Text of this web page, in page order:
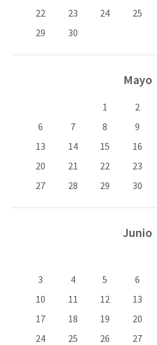
22
23 24 25
29
30
Mayo
1 2
6
7 8 9
13
14 15 16
20
21 22 23
27
28 29 30
Junio
3
4 5 6
10
11 12 13
17
18 19 20
24
25 26 27